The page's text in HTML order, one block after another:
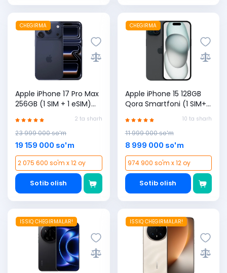
CHEGIRMA
Apple iPhone 17 Pro Max
256GB (1 SIM + 1 eSIM)
Deep Blue smartfoni2 ta sharh
23 999 000 so'm
19 159 000 so'm
2 075 600 so'm x 12 oy
Sotib olish
CHEGIRMA
Apple iPhone 15 128GB
Qora Smartfoni (1 SIM+1
10 ta sharh
11 999 000 so'm
8 999 000 so'm
974 900 so'm x 12 oy
Sotib olish
ISSIQ CHEGIRMALAR! ISSIQ CHEGIRMALAR!